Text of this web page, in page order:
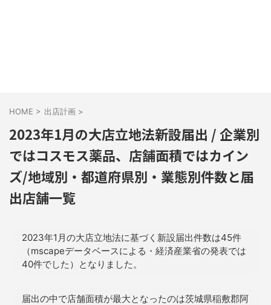
HOME > 出店計画 >
2023年1月の大店立地法新設届出 / 企業別
ではコスモス薬品、店舗面積ではカイン
ズ/地域別・都道府県別・業態別件数と届
出店舗一覧
2023年1月の大店立地法に基づく新設届出件数は45件
（mscapeデータベースによる・経済産業省の発表では
40件でした）となりました。
届出の中で店舗面積が最大となったのは茨城県稲敷郡阿